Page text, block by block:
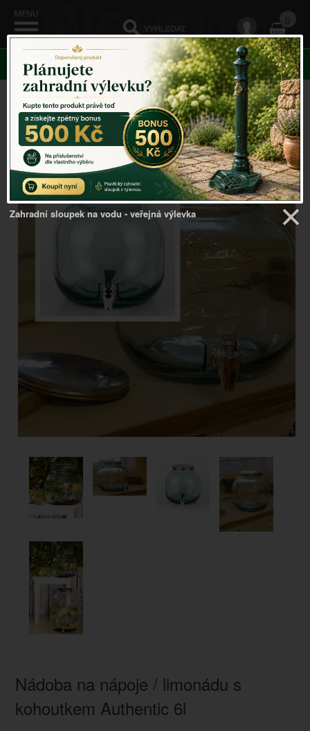
0
KATEGORIE
Venkovský domov ->Dózy na potraviny->Nádoba na
nápoje / limonádu s kohoutkem Authentic 6l
Nádoba na nápoje / limonádu s
kohoutkem Authentic 6l
Zahradní sloupek na vodu - veřejná výlevka